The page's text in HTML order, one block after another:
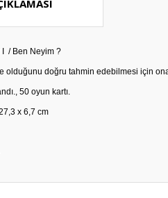
I / Ben Neyim ?
olduğunu doğru tahmin edebilmesi için
50 oyun kartı.
x 6,7 cm